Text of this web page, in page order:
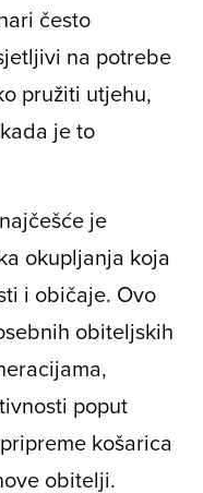
često
na potrebe
pružiti utjehu,
je to
je
okupljanja koja
i običaje. Ovo
obiteljskih
poput
košarica
obitelji.